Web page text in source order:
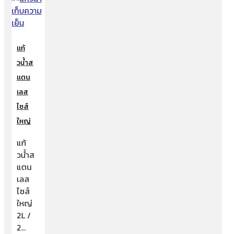
แก้
วน้ำส
แตน
เลส
ไซส์
ใหญ่
แก้
วน้ำส
แตน
เลส
ไซส์
ใหญ่
2L /
2…